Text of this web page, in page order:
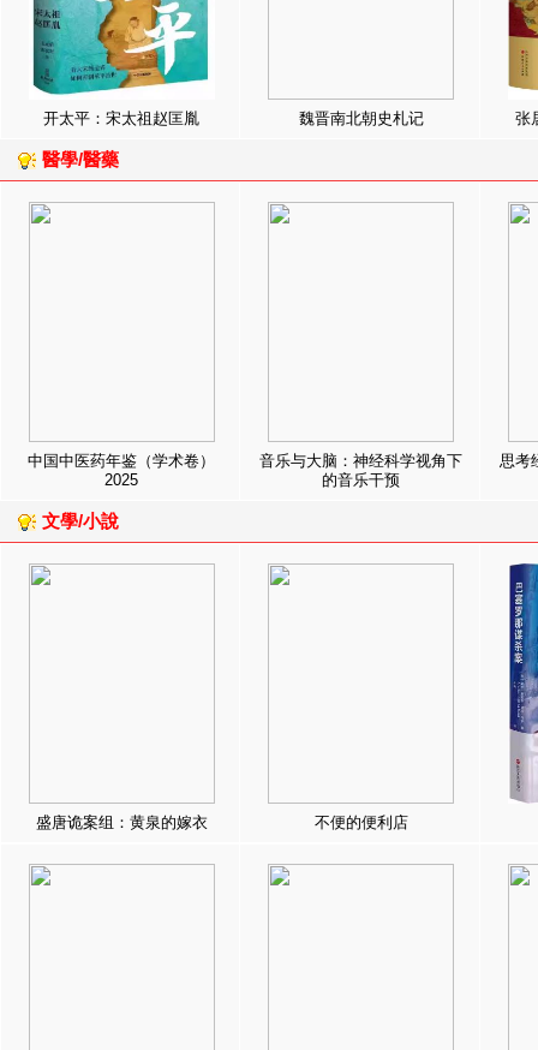
开太平：宋太祖赵匡胤 魏晋南北朝史札记 张
醫學/醫藥
中国中医药年鉴（学术卷）
2025
音乐与大脑：神经科学视角下
的音乐干预
思考
文學/小說
盛唐诡案组：黄泉的嫁衣 不便的便利店